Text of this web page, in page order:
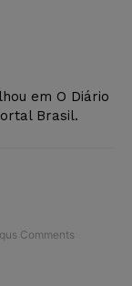
em O Diário
Brasil.
Comments